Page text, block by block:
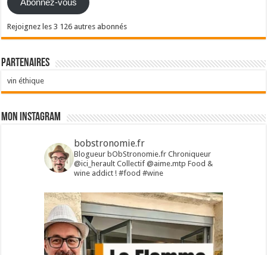
Abonnez-vous
Rejoignez les 3 126 autres abonnés
Partenaires
vin éthique
Mon Instagram
bobstronomie.fr
Blogueur bObStronomie.fr Chroniqueur
@ici_heraultCollectif @aime.mtp Food &
wine addict !#food #wine